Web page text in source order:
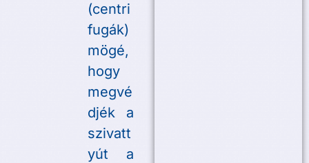
(centri
fugák)
mögé,
hogy
megvé
djék a
szivatt
yút a